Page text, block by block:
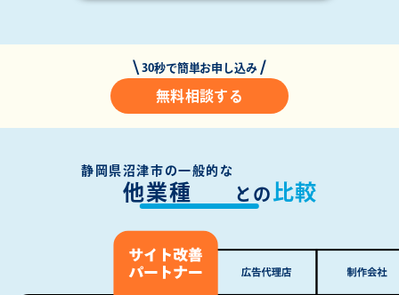
30秒で簡単お申し込み
無料相談する
静岡県沼津市の一般的な
他業種 との 比較